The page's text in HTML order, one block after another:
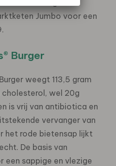
van Moving
Jumbo voor een
Burger
weegt 113,5 gram
wel 20g
is vrij van antibiotica en
vervanger van
het rode bietensap lijkt
De basis van
sappige en vlezige